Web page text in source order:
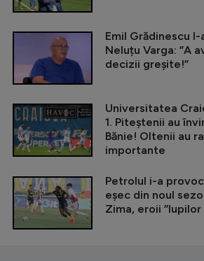
Emil Grădinescu
Neluțu Varga: ”A
decizii greșite!”
Universitatea
1. Piteștenii au
Bănie! Oltenii au
importante
Petrolul i-a
eșec din noul
Zima, eroii ”lupilor